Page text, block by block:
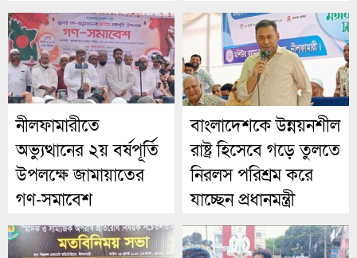
নীলফামারীতে
অভ্যুত্থানের ২য় বর্ষপূর্তি
উপলক্ষে জামায়াতের
গণ-সমাবেশ
বাংলাদেশকে উন্নয়নশীল
রাষ্ট্র হিসেবে গড়ে তুলতে
নিরলস পরিশ্রম করে
যাচ্ছেন প্রধানমন্ত্রী